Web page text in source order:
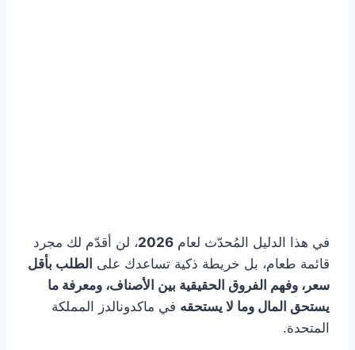
في هذا الدليل المُحدّث لعام 2026، لن أقدّم لك مجرد
قائمة طعام، بل خريطة ذكية تساعدك على الطلب بأقل
سعر، وفهم الفروق الحقيقية بين الأصناف، ومعرفة ما
يستحق المال وما لا يستحقه في ماكدونالدز المملكة
المتحدة.